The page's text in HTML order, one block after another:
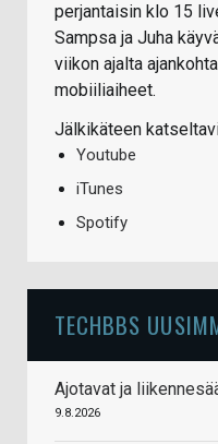
perjantaisin klo 15
Sampsa ja Juha
viikon ajalta
mobiiliaiheet.
Jälkikäteen
Youtube
iTunes
Spotify
TECHBBS
Ajotavat ja
9.8.2026